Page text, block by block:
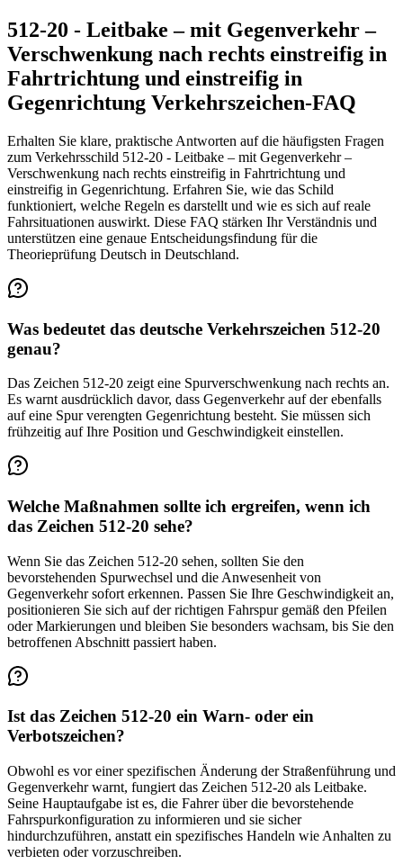
512-20 - Leitbake – mit Gegenverkehr –
Verschwenkung nach rechts einstreifig in
Fahrtrichtung und einstreifig in
Gegenrichtung Verkehrszeichen-FAQ
Erhalten Sie klare, praktische Antworten auf die häufigsten Fragen
zum Verkehrsschild 512-20 - Leitbake – mit Gegenverkehr –
Verschwenkung nach rechts einstreifig in Fahrtrichtung und
einstreifig in Gegenrichtung. Erfahren Sie, wie das Schild
funktioniert, welche Regeln es darstellt und wie es sich auf reale
Fahrsituationen auswirkt. Diese FAQ stärken Ihr Verständnis und
unterstützen eine genaue Entscheidungsfindung für die
Theorieprüfung Deutsch in Deutschland.
Was bedeutet das deutsche Verkehrszeichen 512-20
genau?
Das Zeichen 512-20 zeigt eine Spurverschwenkung nach rechts an.
Es warnt ausdrücklich davor, dass Gegenverkehr auf der ebenfalls
auf eine Spur verengten Gegenrichtung besteht. Sie müssen sich
frühzeitig auf Ihre Position und Geschwindigkeit einstellen.
Welche Maßnahmen sollte ich ergreifen, wenn ich
das Zeichen 512-20 sehe?
Wenn Sie das Zeichen 512-20 sehen, sollten Sie den
bevorstehenden Spurwechsel und die Anwesenheit von
Gegenverkehr sofort erkennen. Passen Sie Ihre Geschwindigkeit an,
positionieren Sie sich auf der richtigen Fahrspur gemäß den Pfeilen
oder Markierungen und bleiben Sie besonders wachsam, bis Sie den
betroffenen Abschnitt passiert haben.
Ist das Zeichen 512-20 ein Warn- oder ein
Verbotszeichen?
Obwohl es vor einer spezifischen Änderung der Straßenführung und
Gegenverkehr warnt, fungiert das Zeichen 512-20 als Leitbake.
Seine Hauptaufgabe ist es, die Fahrer über die bevorstehende
Fahrspurkonfiguration zu informieren und sie sicher
hindurchzuführen, anstatt ein spezifisches Handeln wie Anhalten zu
verbieten oder vorzuschreiben.